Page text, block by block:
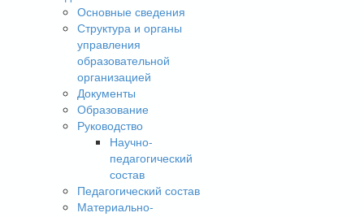
Основные сведения
Структура и органы
управления
образовательной
организацией
Документы
Образование
Руководство
Научно-
педагогический
состав
Педагогический состав
Материально-